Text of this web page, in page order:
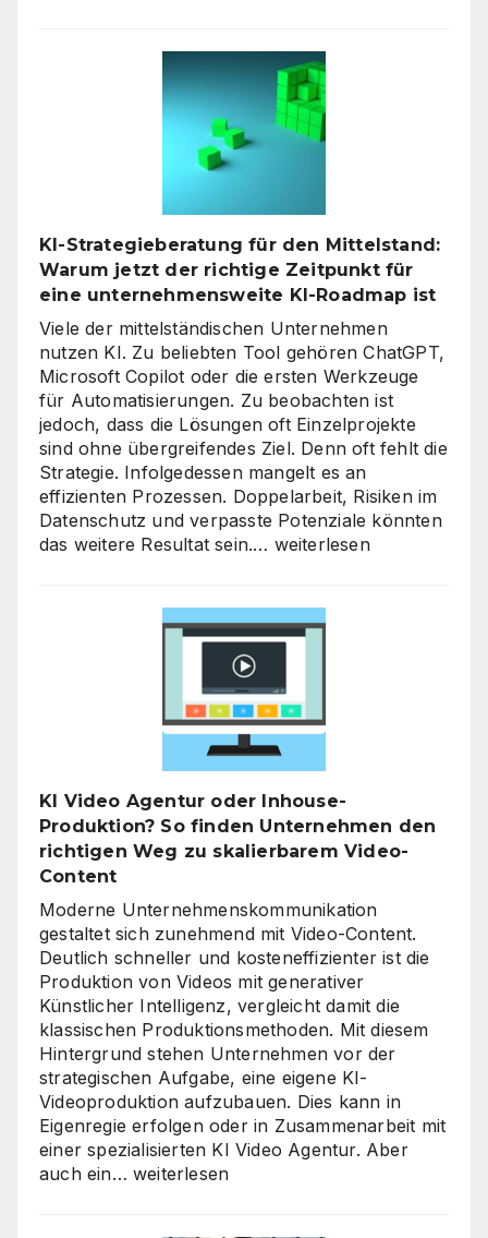
Wie
digitale
Assistenten
Level
heben
KI-Strategieberatung für den Mittelstand:
Warum jetzt der richtige Zeitpunkt für
eine unternehmensweite KI-Roadmap ist
Viele der mittelständischen Unternehmen
nutzen KI. Zu beliebten Tool gehören ChatGPT,
Microsoft Copilot oder die ersten Werkzeuge
für Automatisierungen. Zu beobachten ist
jedoch, dass die Lösungen oft Einzelprojekte
sind ohne übergreifendes Ziel. Denn oft fehlt die
Strategie. Infolgedessen mangelt es an
effizienten Prozessen. Doppelarbeit, Risiken im
Datenschutz und verpasste Potenziale könnten
das weitere Resultat sein.… KI-
den
Mittelstand:
jetzt
der
richtige
Zeitpunkt
eine
unternehmensweite
KI-
ist
weiterlesen
KI Video Agentur oder Inhouse-
Produktion? So finden Unternehmen den
richtigen Weg zu skalierbarem Video-
Content
Moderne Unternehmenskommunikation
gestaltet sich zunehmend mit Video-Content.
Deutlich schneller und kosteneffizienter ist die
Produktion von Videos mit generativer
Künstlicher Intelligenz, vergleicht damit die
klassischen Produktionsmethoden. Mit diesem
Hintergrund stehen Unternehmen vor der
strategischen Aufgabe, eine eigene KI-
Videoproduktion aufzubauen. Dies kann in
Eigenregie erfolgen oder in Zusammenarbeit mit
einer spezialisierten KI Video Agentur. Aber
auch ein… KI
weiterlesen